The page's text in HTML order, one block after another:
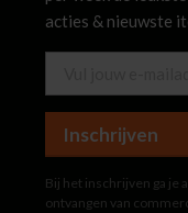
acties & nieuwste
Inschrijven
Bij het inschrijven ga je
ontvangen van